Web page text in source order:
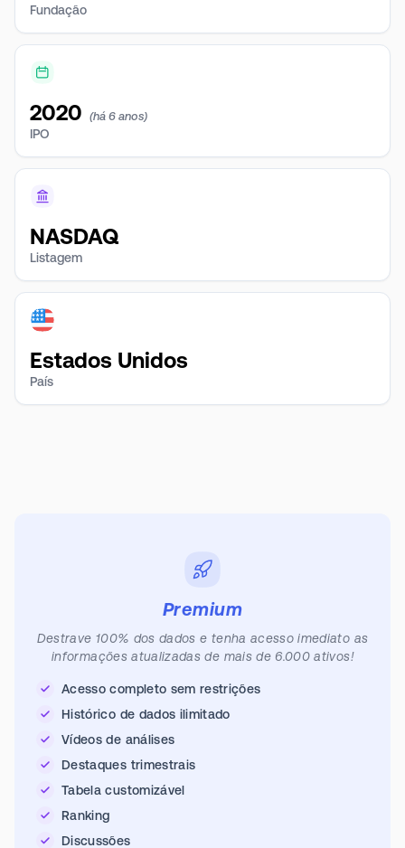
Fundação
2020 (há 6 anos)
IPO
NASDAQ
Listagem
Estados Unidos
País
Premium
Destrave 100% dos dados e tenha acesso imediato as
informações atualizadas de mais de 6.000 ativos!
Acesso completo sem restrições
Histórico de dados ilimitado
Vídeos de análises
Destaques trimestrais
Tabela customizável
Ranking
Discussões